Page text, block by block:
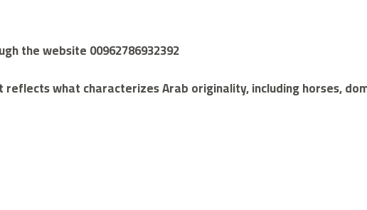
the website 00962786932392
what characterizes Arab originality, including horses,